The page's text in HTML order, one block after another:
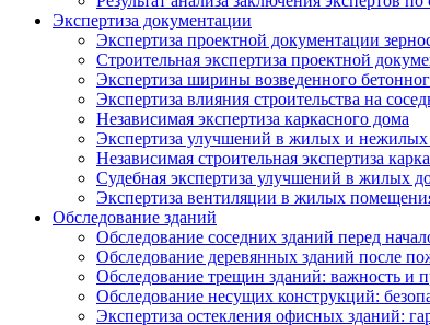
Экспертиза документации
Экспертиза проектной документации
Строительная экспертиза проектной
Экспертиза ширины возведенного
Экспертиза влияния строительства на
Независимая экспертиза каркасного дома
Экспертиза улучшений в жилых и
Независимая строительная экспертиза
Судебная экспертиза улучшений в жилых
Экспертиза вентиляции в жилых
Обследование зданий
Обследование соседних зданий перед
Обследование деревянных зданий после
Обследование трещин зданий: важность и
Обследование несущих конструкций:
Экспертиза остекления офисных зданий: